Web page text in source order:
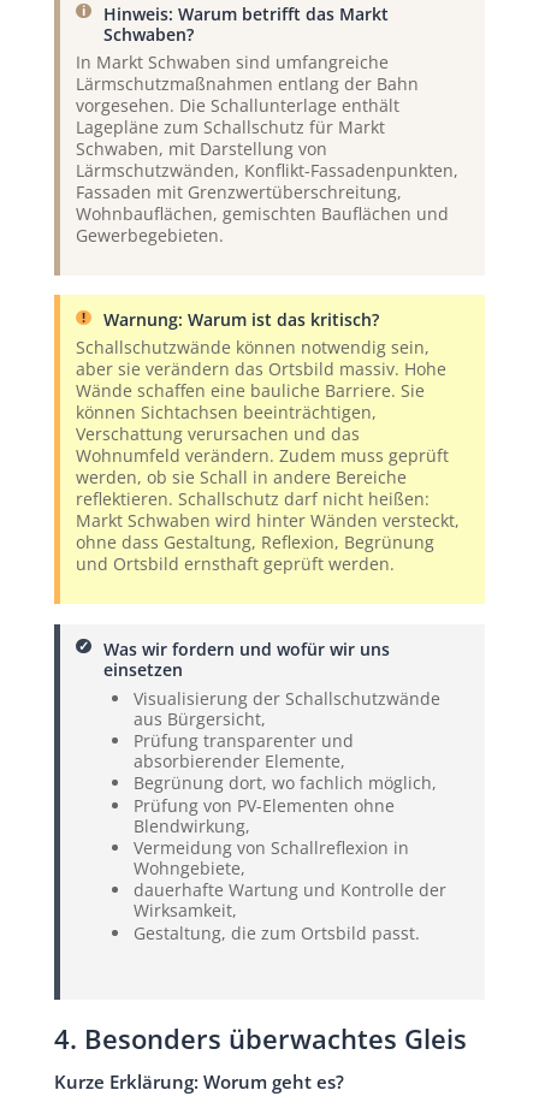
Hinweis: Warum betrifft das Markt
Schwaben?
In Markt Schwaben sind umfangreiche
Lärmschutzmaßnahmen entlang der Bahn
vorgesehen. Die Schallunterlage enthält
Lagepläne zum Schallschutz für Markt
Schwaben, mit Darstellung von
Lärmschutzwänden, Konflikt-Fassadenpunkten,
Fassaden mit Grenzwertüberschreitung,
Wohnbauflächen, gemischten Bauflächen und
Gewerbegebieten.
Warnung: Warum ist das kritisch?
Schallschutzwände können notwendig sein,
aber sie verändern das Ortsbild massiv. Hohe
Wände schaffen eine bauliche Barriere. Sie
können Sichtachsen beeinträchtigen,
Verschattung verursachen und das
Wohnumfeld verändern. Zudem muss geprüft
werden, ob sie Schall in andere Bereiche
reflektieren. Schallschutz darf nicht heißen:
Markt Schwaben wird hinter Wänden versteckt,
ohne dass Gestaltung, Reflexion, Begrünung
und Ortsbild ernsthaft geprüft werden.
Was wir fordern und wofür wir uns
einsetzen
Visualisierung der Schallschutzwände
aus Bürgersicht,
Prüfung transparenter und
absorbierender Elemente,
Begrünung dort, wo fachlich möglich,
Prüfung von PV-Elementen ohne
Blendwirkung,
Vermeidung von Schallreflexion in
Wohngebiete,
dauerhafte Wartung und Kontrolle der
Wirksamkeit,
Gestaltung, die zum Ortsbild passt.
4. Besonders überwachtes Gleis
Kurze Erklärung: Worum geht es?